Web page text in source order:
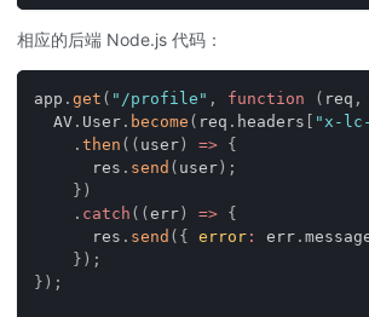
相应的后端 Node.js 代码：
app . get ( "/profile" , function ( req ,
AV . User . become ( req . headers "x-
. then ( ( user ) => {
      res
. send ( user ) ;
} )
. catch ( ( err ) => {
      res
. send ( { error : err .
} ) ;
} ) ;